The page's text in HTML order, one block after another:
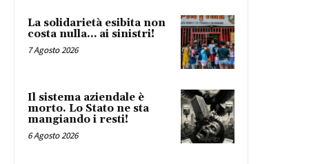
La solidarietà esibita non
costa nulla… ai sinistri!
7 Agosto 2026
Il sistema aziendale è
morto. Lo Stato ne sta
mangiando i resti!
6 Agosto 2026